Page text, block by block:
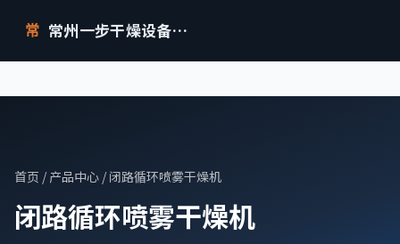
常 常州一步干燥设备有限公司
首页 / 产品中心 / 闭路循环喷雾干燥机
闭路循环喷雾干燥机